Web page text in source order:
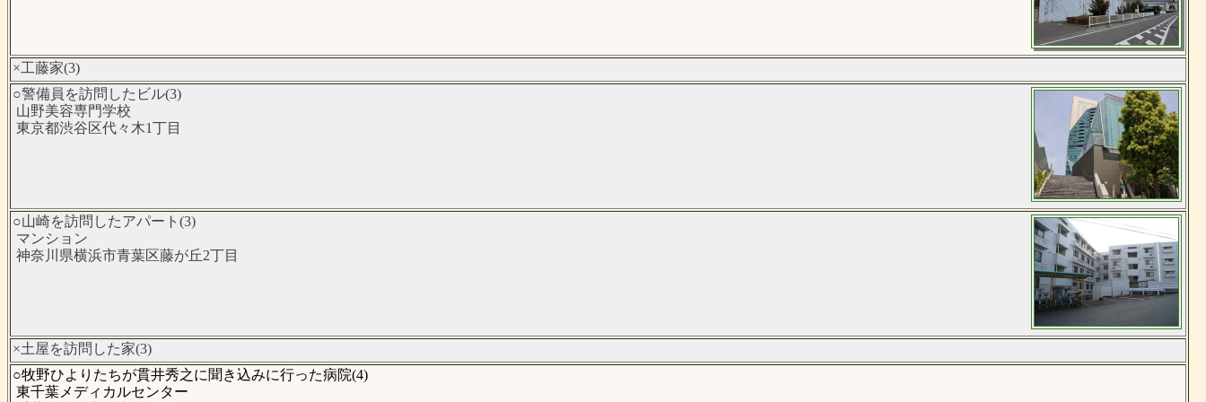
×工藤家(3)
○警備員を訪問したビル(3)
山野美容専門学校
東京都渋谷区代々木1丁目
○山崎を訪問したアパート(3)
マンション
神奈川県横浜市青葉区藤が丘2丁目
×土屋を訪問した家(3)
○牧野ひよりたちが貫井秀之に聞き込みに行った病院(4)
東千葉メディカルセンター